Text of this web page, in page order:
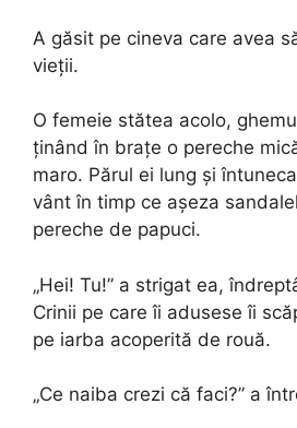
A găsit pe cineva care avea
vieții.
O femeie stătea acolo,
ținând în brațe o pereche
maro. Părul ei lung și
vânt în timp ce așeza
pereche de papuci.
„Hei! Tu!” a strigat ea,
Crinii pe care îi adusese îi
pe iarba acoperită de rouă.
„Ce naiba crezi că faci?” a